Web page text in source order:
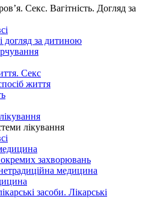
Секс. Вагітність. Догляд за
і догляд за дитиною
Секс
життя
лікування
захворювань
медицина
засоби. Лікарські